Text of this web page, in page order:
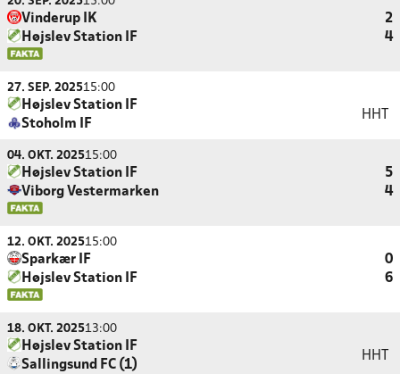
Vinderup IK
2
Højslev Station IF
4
27. SEP. 202515:00
Højslev Station IF
Stoholm IF
HHT
04. OKT. 202515:00
Højslev Station IF
5
Viborg Vestermarken
4
12. OKT. 202515:00
Sparkær IF
0
Højslev Station IF
6
18. OKT. 202513:00
Højslev Station IF
Sallingsund FC (1)
HHT